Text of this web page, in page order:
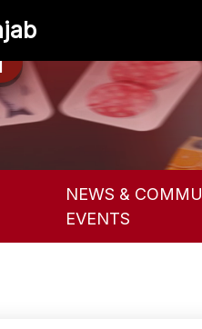
NEWS &
EVENTS